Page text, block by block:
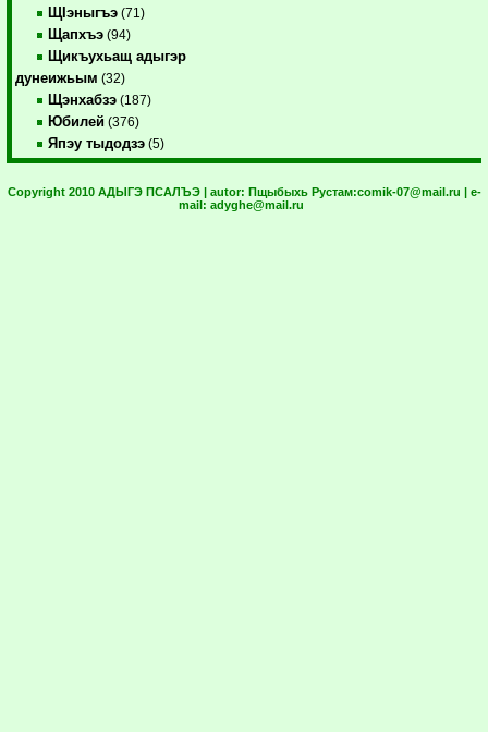
ЩIэныгъэ (71)
Щапхъэ (94)
Щикъухьащ адыгэр
дунеижьым (32)
Щэнхабзэ (187)
Юбилей (376)
Япэу тыдодзэ (5)
Copyright 2010 АДЫГЭ ПСАЛЪЭ | autor: Пщыбыхь Рустам:comik-07@mail.ru | e-
mail: adyghe@mail.ru